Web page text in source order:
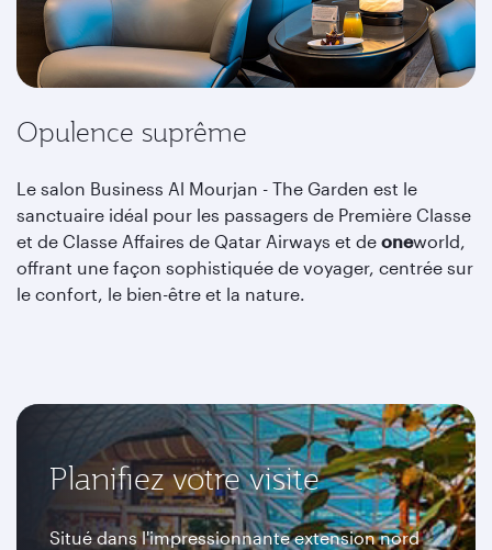
Opulence suprême
Le salon Business Al Mourjan - The Garden est le
sanctuaire idéal pour les passagers de Première Classe
et de Classe Affaires de Qatar Airways et de oneworld,
offrant une façon sophistiquée de voyager, centrée sur
le confort, le bien-être et la nature.
Planifiez votre visite
Situé dans l'impressionnante extension nord